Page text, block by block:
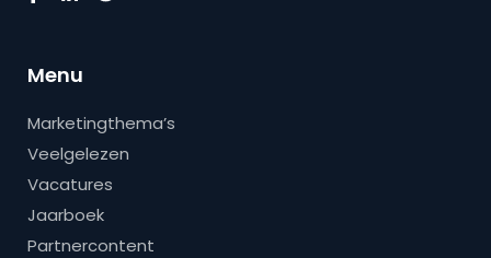
Menu
Marketingthema’s
Veelgelezen
Vacatures
Jaarboek
Partnercontent